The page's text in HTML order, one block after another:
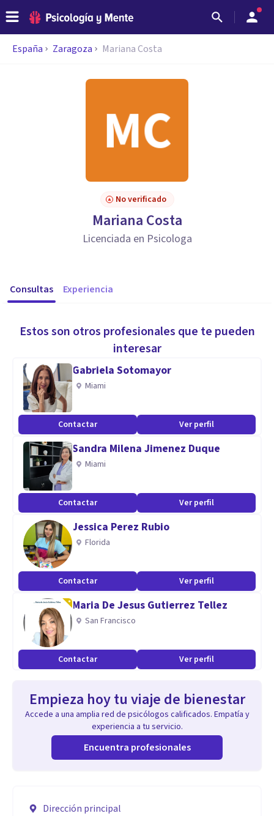
España Zaragoza Mariana Costa
No verificado
Mariana Costa
Licenciada en Psicologa
Consultas Experiencia
Estos son otros profesionales que te pueden
interesar
Gabriela Sotomayor
Miami
Contactar Ver perfil
Sandra Milena Jimenez Duque
Miami
Contactar Ver perfil
Jessica Perez Rubio
Florida
Contactar Ver perfil
Maria De Jesus Gutierrez Tellez
San Francisco
Contactar Ver perfil
Empieza hoy tu viaje de bienestar
Accede a una amplia red de psicólogos calificados. Empatía y
experiencia a tu servicio.
Encuentra profesionales
Dirección principal